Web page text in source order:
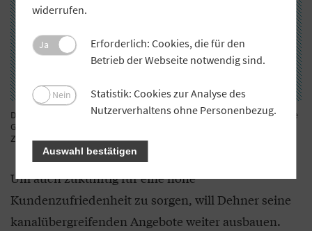
Digitales Info- und Bestellterminal in einem Dehner-Gartencenter: Die
Geräte erlauben als „virtuelle Verlängerung der Ladentheke“ den
Zugriff auf erweiterte Online-Sortimente.
Um auch zukünftig für eine hohe
Kundenzufriedenheit zu sorgen, will Dehner seine
kanalübergreifenden Angebote weiter ausbauen.
widerrufen.
Ja
Erforderlich: Cookies, die für den
Betrieb der Webseite notwendig sind.
Nein
Statistik: Cookies zur Analyse des
Nutzerverhaltens ohne Personenbezug.
Auswahl bestätigen